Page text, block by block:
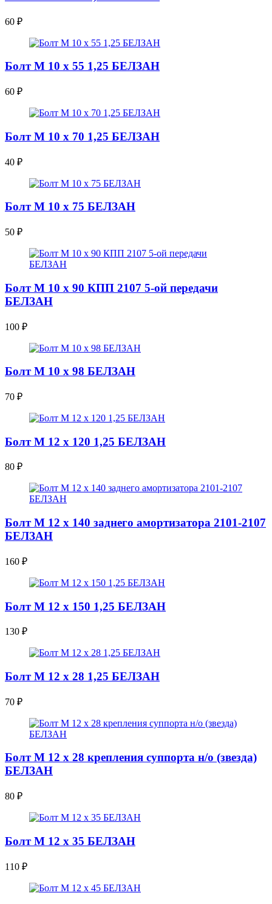
60 ₽
Болт М 10 х 55 1,25 БЕЛЗАН
60 ₽
Болт М 10 х 70 1,25 БЕЛЗАН
40 ₽
Болт М 10 х 75 БЕЛЗАН
50 ₽
Болт М 10 х 90 КПП 2107 5-ой передачи
БЕЛЗАН
100 ₽
Болт М 10 х 98 БЕЛЗАН
70 ₽
Болт М 12 х 120 1,25 БЕЛЗАН
80 ₽
Болт М 12 х 140 заднего амортизатора 2101-2107
БЕЛЗАН
160 ₽
Болт М 12 х 150 1,25 БЕЛЗАН
130 ₽
Болт М 12 х 28 1,25 БЕЛЗАН
70 ₽
Болт М 12 х 28 крепления суппорта н/о (звезда)
БЕЛЗАН
80 ₽
Болт М 12 х 35 БЕЛЗАН
110 ₽